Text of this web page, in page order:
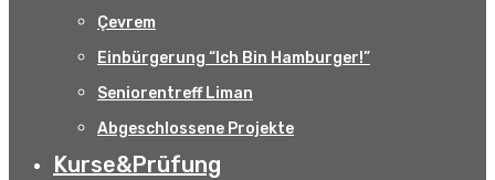
Çevrem
Einbürgerung “Ich Bin Hamburger!”
Seniorentreff Liman
Abgeschlossene Projekte
Kurse&Prüfung